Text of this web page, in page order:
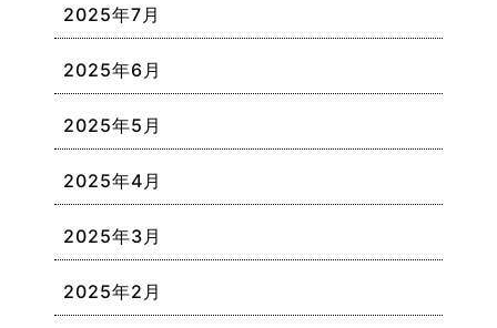
2025年7月
2025年6月
2025年5月
2025年4月
2025年3月
2025年2月